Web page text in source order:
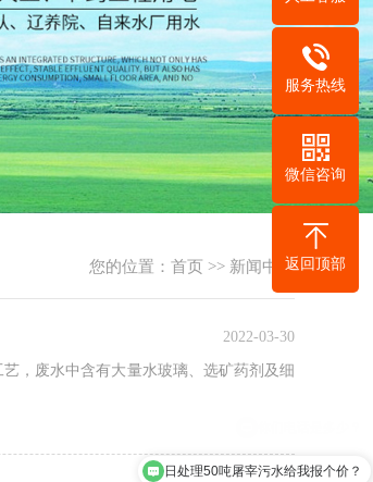
您的位置： 首页 >> 新闻中心
2022-03-30
，废水中含有大量水玻璃、选矿药剂及细
服务热线
微信咨询
返回顶部
日处理50吨屠宰污水给我报个价？